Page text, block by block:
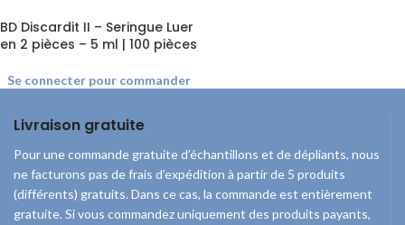
BD Discardit II – Seringue Luer
en 2 pièces – 5 ml | 100 pièces
Se connecter pour commander
Livraison gratuite
Pour une commande gratuite d’échantillons et de dépliants, nous
ne facturons pas de frais d’expédition à partir de 5 produits
(différents) gratuits. Dans ce cas, la commande est entièrement
gratuite. Si vous commandez uniquement des produits payants,